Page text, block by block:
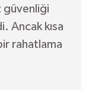
güvenliği
Ancak kısa
rahatlama